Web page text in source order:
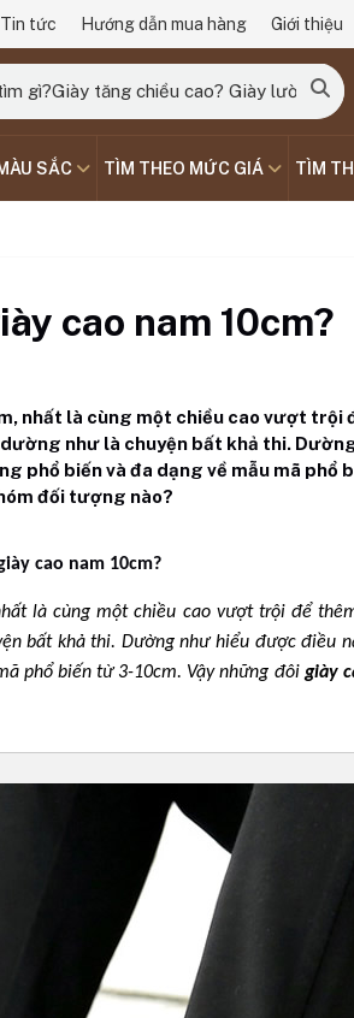
Tin tức Hướng dẫn mua hàng Giới thiệu
SẮC TÌM THEO MỨC GIÁ TÌM
cao nam 10cm?
nhất là cùng một chiều cao vượt trội
như là chuyện bất khả thi.
phổ biến và đa dạng về mẫu mã phổ
đối tượng nào?
cao nam 10cm?
là cùng một chiều cao vượt trội để
bất khả thi. Dường như hiểu được điều
phổ biến từ 3-10cm. Vậy những đôi giày